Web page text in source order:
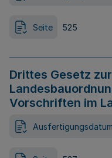
Seite 525
Drittes Gesetz
Vorschriften im
Ausfertigungsdatum